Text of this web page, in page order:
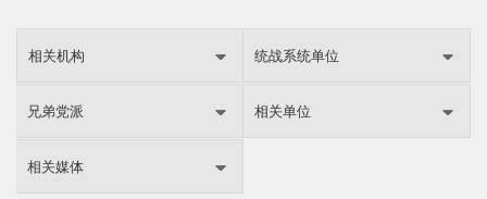
相关机构 统战系统单位
兄弟党派 相关单位
相关媒体